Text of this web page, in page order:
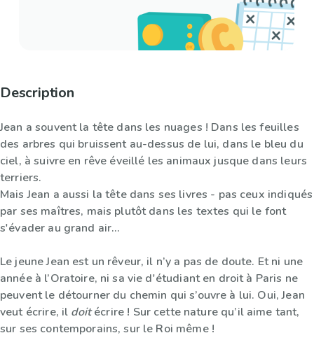
Description
Jean a souvent la tête dans les nuages ! Dans les feuilles
des arbres qui bruissent au-dessus de lui, dans le bleu du
ciel, à suivre en rêve éveillé les animaux jusque dans leurs
terriers.
Mais Jean a aussi la tête dans ses livres - pas ceux indiqués
par ses maîtres, mais plutôt dans les textes qui le font
s'évader au grand air…
Le jeune Jean est un rêveur, il n’y a pas de doute. Et ni une
année à l’Oratoire, ni sa vie d'étudiant en droit à Paris ne
peuvent le détourner du chemin qui s’ouvre à lui. Oui, Jean
veut écrire, il doitécrire ! Sur cette nature qu’il aime tant,
sur ses contemporains, sur le Roi même !